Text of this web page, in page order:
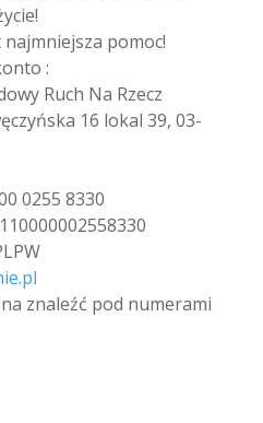
pomoc!
:
Ruch Na Rzecz
16 lokal 39, 03-
0255 8330
znaleźć pod numerami